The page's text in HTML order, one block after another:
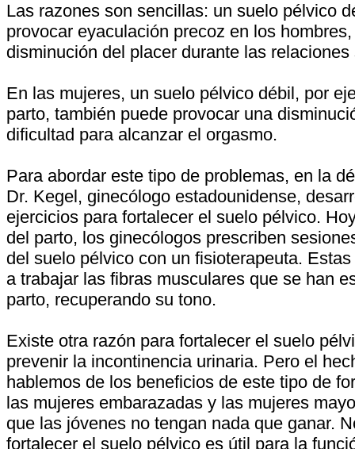
Las razones son sencillas: un suelo pélvico
provocar eyaculación precoz en los
disminución del placer durante las relaciones
En las mujeres, un suelo pélvico débil, por
parto, también puede provocar una
dificultad para alcanzar el orgasmo.
Para abordar este tipo de problemas, en la
Dr. Kegel, ginecólogo estadounidense,
ejercicios para fortalecer el suelo pélvico.
del parto, los ginecólogos prescriben
del suelo pélvico con un fisioterapeuta.
a trabajar las fibras musculares que se han
parto, recuperando su tono.
Existe otra razón para fortalecer el suelo
prevenir la incontinencia urinaria. Pero el
hablemos de los beneficios de este tipo de
las mujeres embarazadas y las mujeres
que las jóvenes no tengan nada que ganar.
fortalecer el suelo pélvico es útil para la